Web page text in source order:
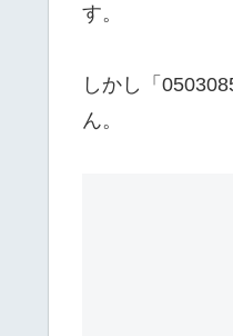
す。
しかし「
ん。